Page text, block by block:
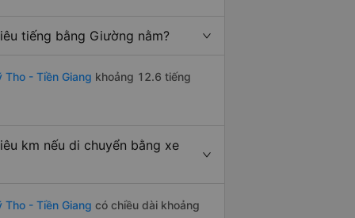
tiếng bằng Giường nằm?
Tho - Tiền Giang khoảng 12.6 tiếng
km nếu di chuyển bằng xe
Tho - Tiền Giang có chiều dài khoảng